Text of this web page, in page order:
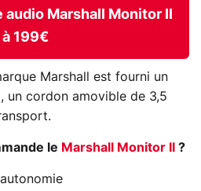
Marshall Monitor II
à 199€
Marshall est fourni un
un cordon amovible de 3,5
le Marshall Monitor II ?